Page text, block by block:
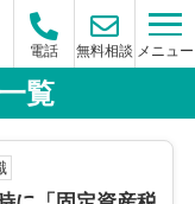
電話 無料相談 メニュー
覧